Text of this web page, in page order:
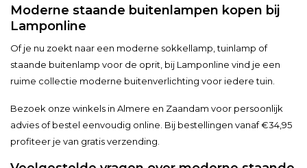
Moderne staande buitenlampen kopen bij
Lamponline
Of je nu zoekt naar een moderne sokkellamp, tuinlamp of
staande buitenlamp voor de oprit, bij Lamponline vind je een
ruime collectie moderne buitenverlichting voor iedere tuin.
Bezoek onze winkels in Almere en Zaandam voor persoonlijk
advies of bestel eenvoudig online. Bij bestellingen vanaf €34,95
profiteer je van gratis verzending.